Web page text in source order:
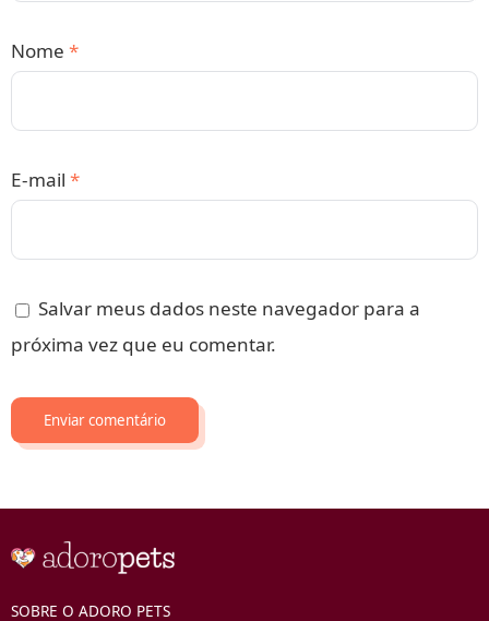
Nome *
E-mail *
Salvar meus dados neste navegador para a
próxima vez que eu comentar.
SOBRE O ADORO PETS